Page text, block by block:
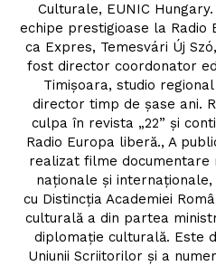
Culturale, EUNIC
echipe prestigioase la Radio
ca Expres, Temesvári Új
fost director coordonator
Timişoara, studio
director timp de şase ani.
culpa în revista „22” și
Radio Europa liberă., A
realizat filme documentare
naționale și
cu Distincția Academiei
culturală a din partea
diplomație culturală. Este
Uniunii Scriitorilor și a